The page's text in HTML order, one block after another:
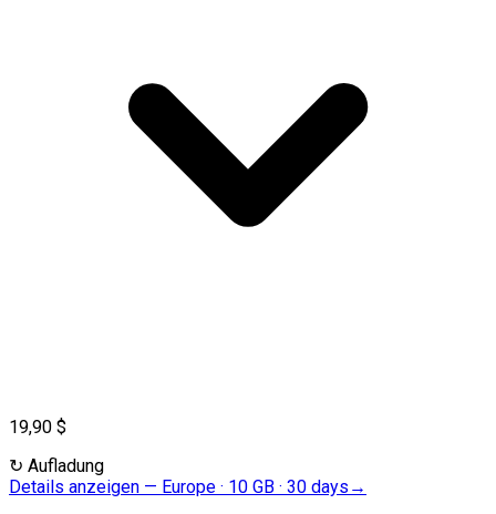
19,90 $
↻ Aufladung
Details anzeigen — Europe · 10 GB · 30 days →